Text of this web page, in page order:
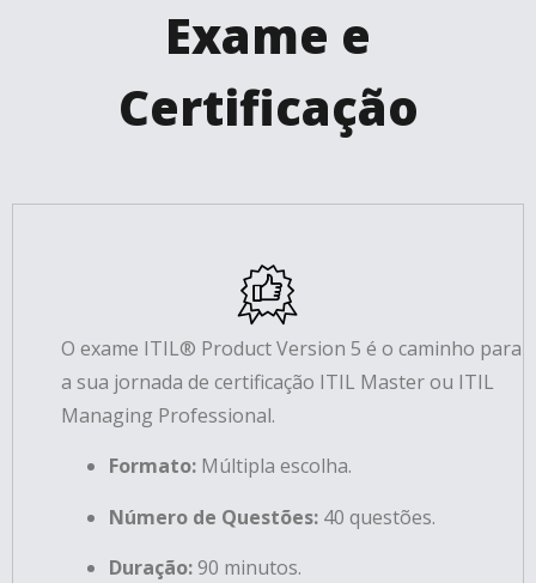
Exame e
Certificação
O exame ITIL® Product Version 5 é o caminho para
a sua jornada de certificação ITIL Master ou ITIL
Managing Professional.
Formato: Múltipla escolha.
Número de Questões: 40 questões.
Duração:90 minutos.